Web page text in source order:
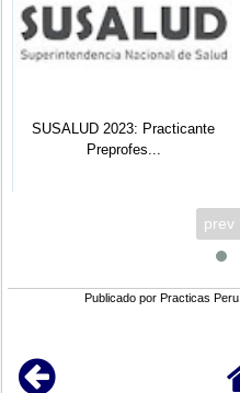
SUSALUD 2023: Practicante
Preprofes...
prev
Publicado porPracticas Peru